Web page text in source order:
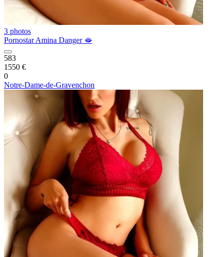
3 photos
Pornostar Amina Danger 🫦
583
1550 €
0
Notre-Dame-de-Gravenchon